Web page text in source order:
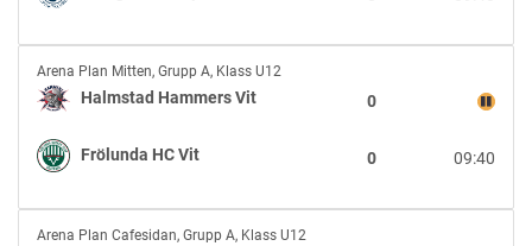
VIT
Halmstad
Hammers
Vit
vs
Frölunda
Vit
Arena Plan Mitten, Grupp A, Klass U12
Halmstad Hammers Vit 0
Frölunda HC Vit 09:40
0
Bäcken
Arena Plan Cafesidan, Grupp A, Klass U12